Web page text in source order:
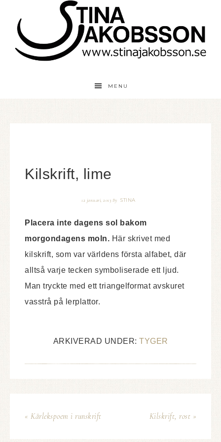
MENU
Kilskrift, lime
12 januari, 2013 By STINA
Placera inte dagens sol bakom
morgondagens moln. Här skrivet med
kilskrift, som var världens första alfabet, där
alltså varje tecken symboliserade ett ljud.
Man tryckte med ett triangelformat avskuret
vasstrå på lerplattor.
ARKIVERAD UNDER: TYGER
« Kärlekspoem i runskrift Kilskrift, rost »